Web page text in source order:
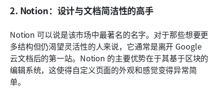
2. Notion：设计与文档简洁性的高手
Notion 可以说是该市场中最著名的名字。对于那些想要更
多结构但仍渴望灵活性的人来说，它通常是离开 Google
云文档后的第一站。Notion 的主要优势在于其基于区块的
编辑系统，这使得自定义页面的外观和感觉变得异常简
单。